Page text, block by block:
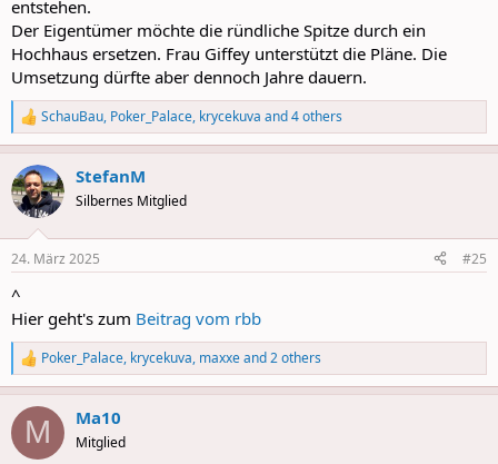
entstehen.
Der Eigentümer möchte die ründliche Spitze durch ein
Hochhaus ersetzen. Frau Giffey unterstützt die Pläne. Die
Umsetzung dürfte aber dennoch Jahre dauern.
R
e
a
c
t
i
s
SchauBau, Poker_Palace, krycekuva and 4 others
StefanM
Silbernes Mitglied
24. März 2025 #25
^
Hier geht's zum Beitrag vom rbb
R
e
a
c
i
Poker_Palace, krycekuva, maxxeand 2 others
M Ma10
Mitglied